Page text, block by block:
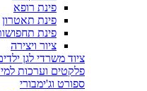
פינת רופא
פינת תאטרון
פינת
ציור ויצירה
ציוד משרדי לגן
פלקטים וערכות
ספורט וג'ימבורי